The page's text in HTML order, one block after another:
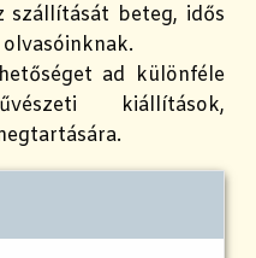
szállítását beteg, idős
ad különféle
kiállítások,